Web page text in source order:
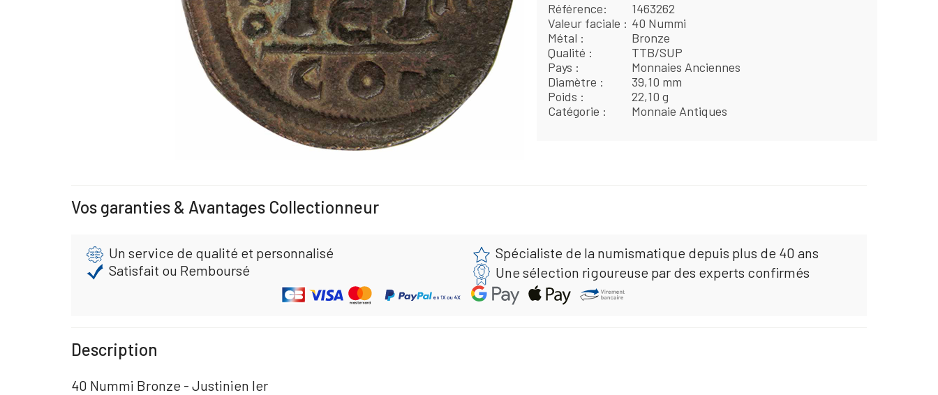
Référence
1463262
Valeur faciale
40 Nummi
Métal
Bronze
Qualité
TTB/SUP
Pays
Monnaies Anciennes
Diamètre
39,10 mm
Poids
22,10 g
Catégorie
Monnaie Antiques
Vos garanties & Avantages Collectionneur
Un service de qualité et personnalisé
Spécialiste de la numismatique depuis plus de 40 ans
Satisfait ou Remboursé
Une sélection rigoureuse par des experts confirmés
Description
40 Nummi Bronze - Justinien Ier